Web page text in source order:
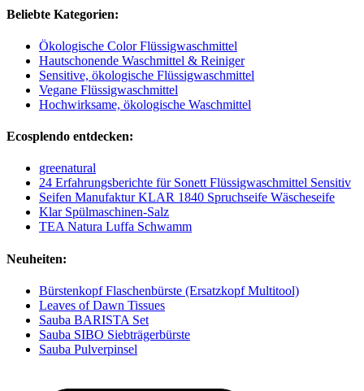
Beliebte Kategorien:
Ökologische Color Flüssigwaschmittel
Hautschonende Waschmittel & Reiniger
Sensitive, ökologische Flüssigwaschmittel
Vegane Flüssigwaschmittel
Hochwirksame, ökologische Waschmittel
Ecosplendo entdecken:
greenatural
24 Erfahrungsberichte für Sonett Flüssigwaschmittel Sensitiv
Seifen Manufaktur KLAR 1840 Spruchseife Wäscheseife
Klar Spülmaschinen-Salz
TEA Natura Luffa Schwamm
Neuheiten:
Bürstenkopf Flaschenbürste (Ersatzkopf Multitool)
Leaves of Dawn Tissues
Sauba BARISTA Set
Sauba SIBO Siebträgerbürste
Sauba Pulverpinsel